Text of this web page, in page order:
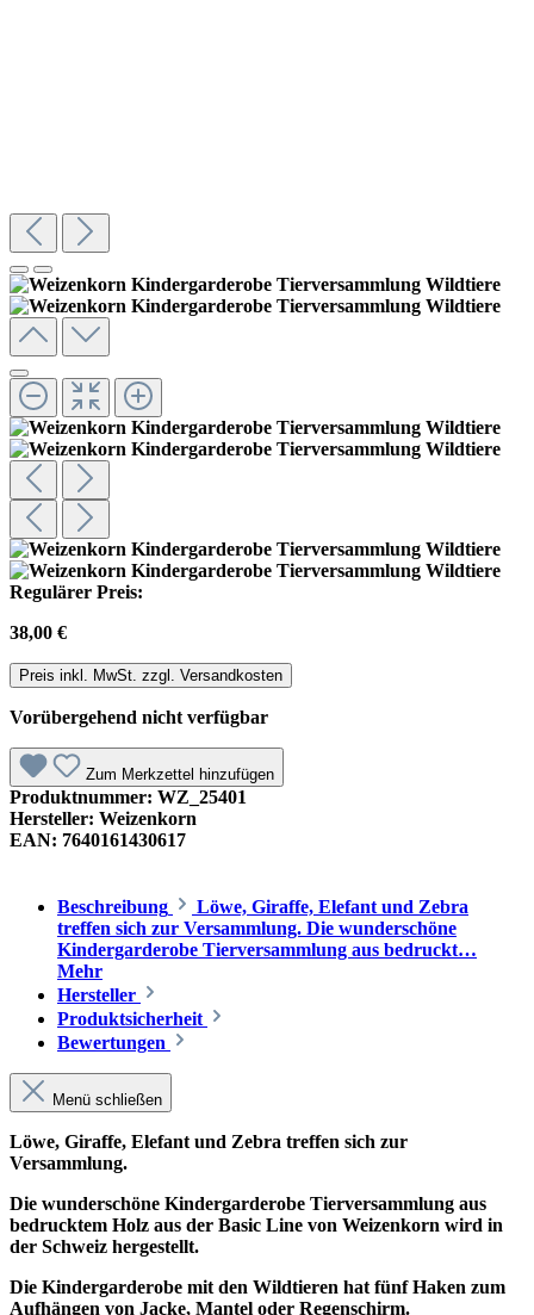
Regulärer Preis:
38,00 €
Preis inkl. MwSt. zzgl. Versandkosten
Vorübergehend nicht verfügbar
Zum Merkzettel hinzufügen
Produktnummer: WZ_25401
Hersteller: Weizenkorn
EAN: 7640161430617
Beschreibung
Löwe, Giraffe, Elefant und Zebra
treffen sich zur Versammlung. Die wunderschöne
Kindergarderobe Tierversammlung aus bedruckt…
Mehr
Hersteller
Produktsicherheit
Bewertungen
Menü schließen
Löwe, Giraffe, Elefant und Zebra treffen sich zur
Versammlung.
Die wunderschöne Kindergarderobe Tierversammlung aus
bedrucktem Holz aus der Basic Line von Weizenkorn wird in
der Schweiz hergestellt.
Die Kindergarderobe mit den Wildtieren hat fünf Haken zum
Aufhängen von Jacke, Mantel oder Regenschirm.